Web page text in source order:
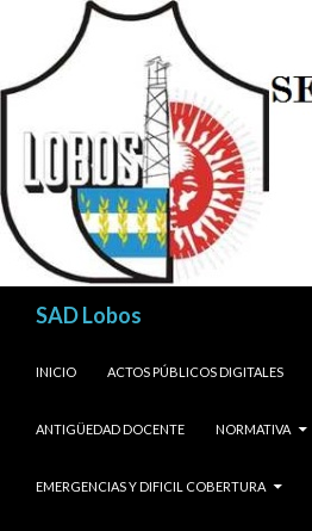
SAD Lobos
INICIO
ACTOS PÚBLICOS DIGITALES
ANTIGÜEDAD DOCENTE NORMATIVA
EMERGENCIAS Y DIFICIL COBERTURA